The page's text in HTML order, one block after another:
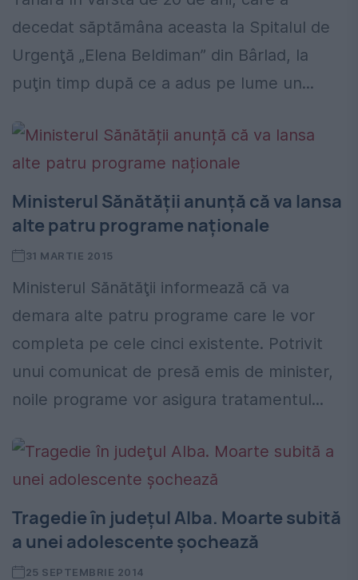
decedat săptămâna aceasta la Spitalul de
Urgenţă „Elena Beldiman” din Bârlad, la
puţin timp după ce a adus pe lume un...
Ministerul Sănătății anunță că va lansa
alte patru programe naționale
31 MARTIE 2015
Ministerul Sănătăţii informează că va
demara alte patru programe care le vor
completa pe cele cinci existente. Potrivit
unui comunicat de presă emis de minister,
noile programe vor asigura tratamentul...
Tragedie în judeţul Alba. Moarte subită
a unei adolescente şochează
25 SEPTEMBRIE 2014